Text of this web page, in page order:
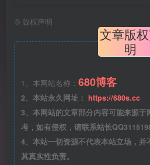
© 版权声明
文章版
明
1、本网站名称： 680博客
2、本站永久网址： https://680s.cc
3、本网站的文章部分内容可能来源
考，如有侵权，请联系站长
4、本站一切资源不代表本站立场，
其真实性负责。